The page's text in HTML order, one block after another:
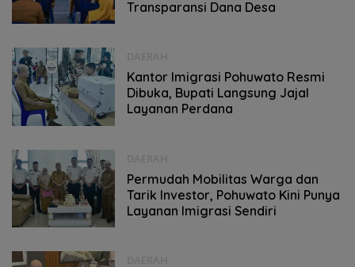
Transparansi Dana Desa
Kantor Imigrasi Pohuwato Resmi
Dibuka, Bupati Langsung Jajal
Layanan Perdana
Permudah Mobilitas Warga dan
Tarik Investor, Pohuwato Kini Punya
Layanan Imigrasi Sendiri